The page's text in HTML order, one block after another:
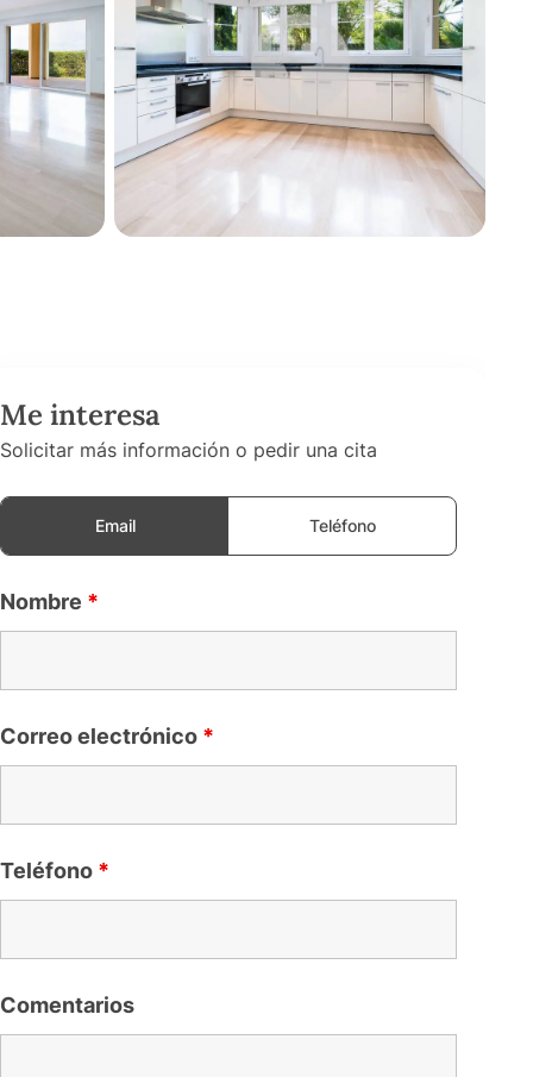
Me interesa
Solicitar más información o pedir una cita
Email Teléfono
Nombre *
Correo electrónico *
Teléfono *
Comentarios